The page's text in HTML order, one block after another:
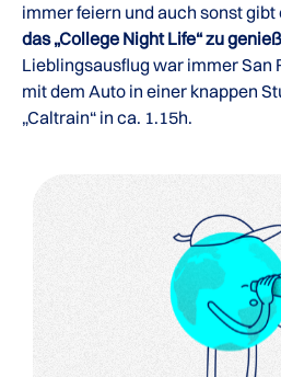
immer feiern und auch sonst gibt
das „College Night Life“ zu
Lieblingsausflug war immer San
mit dem Auto in einer knappen
„Caltrain“ in ca. 1.15h.